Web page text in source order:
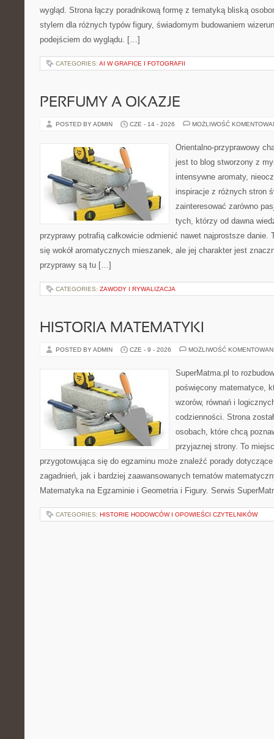
wygląd. Strona łączy poradnikową formę z tematyką bliską
stylem dla różnych typów figury, świadomym budowaniem
podejściem do wyglądu. […]
CATEGORIES: AI W GRAFICE I FOTOGRAFII
PERFUMY A OKAZJE
POSTED BY ADMIN CZE - 14 - 2026 MOŻLIWOŚĆ
Orientalno-przyprawowy
jest to blog stworzony z
intensywne aromaty,
inspiracje z różnych stron
zainteresować zarówno
tych, którzy od dawna
przyprawy potrafią całkowicie odmienić nawet najprostsze danie.
się wokół aromatycznych mieszanek, ale jej charakter jest
przyprawy są tu […]
CATEGORIES: ZAWODY I RYWALIZACJA
HISTORIA MATEMATYKI
POSTED BY ADMIN CZE - 9 - 2026 MOŻLIWOŚĆ
SuperMatma.pl to
poświęcony matematyce,
wzorów, równań i
codzienności. Strona
osobach, które chcą
przyjaznej strony. To
przygotowująca się do egzaminu może znaleźć porady
zagadnień, jak i bardziej zaawansowanych tematów
Matematyka na Egzaminie i Geometria i Figury. Serwis
CATEGORIES: HISTORIE HODOWCÓW I OPOWIEŚCI CZYTELNIKÓW